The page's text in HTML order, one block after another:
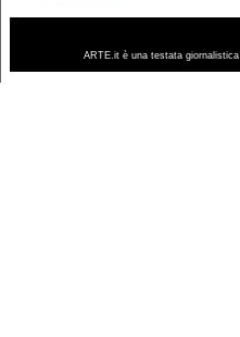
ARTE.it è una testata